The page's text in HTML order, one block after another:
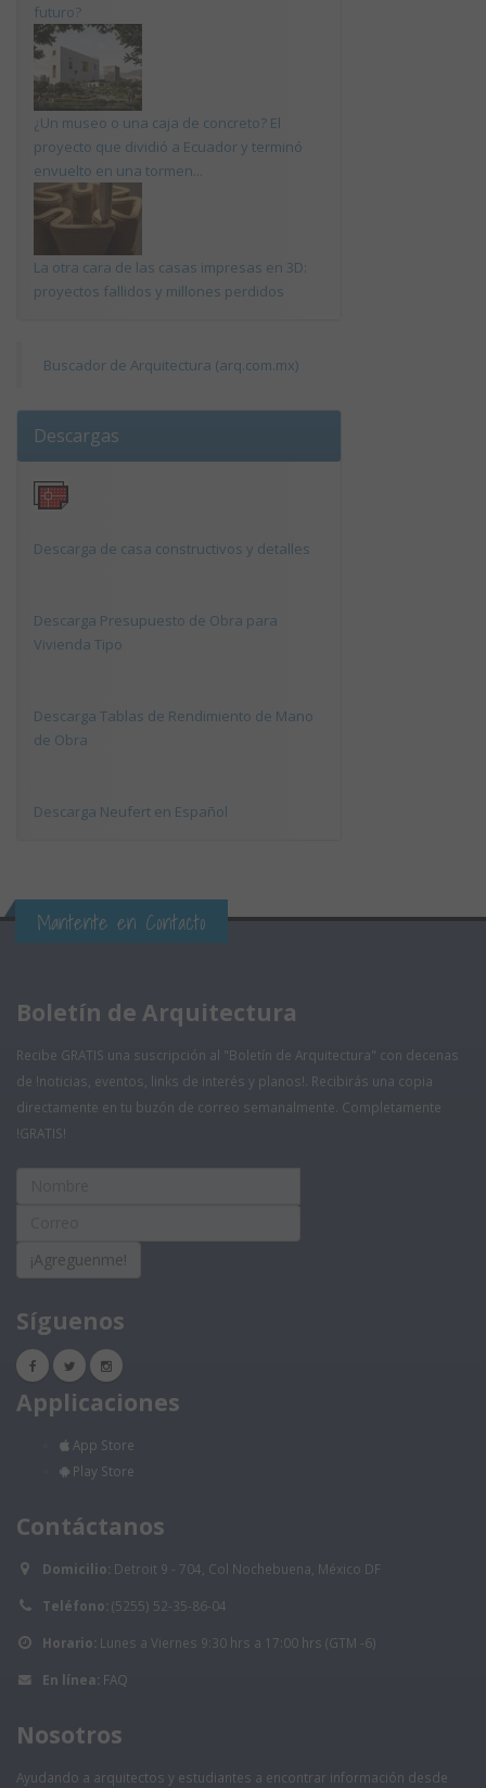
futuro?
¿Un museo o una caja de concreto? El
proyecto que dividió a Ecuador y terminó
envuelto en una tormen...
La otra cara de las casas impresas en 3D:
proyectos fallidos y millones perdidos
Buscador de Arquitectura (arq.com.mx)
Descargas
Descarga de casa constructivos y detalles
Descarga Presupuesto de Obra para
Vivienda Tipo
Descarga Tablas de Rendimiento de Mano
de Obra
Descarga Neufert en Español
Mantente en Contacto
Boletín de Arquitectura
Recibe GRATIS una suscripción al "Boletín de Arquitectura" con decenas
de !noticias, eventos, links de interés y planos!. Recibirás una copia
directamente en tu buzón de correo semanalmente. Completamente
!GRATIS!
¡Agreguenme!
Síguenos
Applicaciones
App Store
Play Store
Contáctanos
Domicilio: Detroit 9 - 704, Col Nochebuena, México DF
Teléfono: (5255) 52-35-86-04
Horario: Lunes a Viernes 9:30 hrs a 17:00 hrs (GTM -6)
En línea: FAQ
Nosotros
Ayudando a arquitectos y estudiantes a encontrar información desde